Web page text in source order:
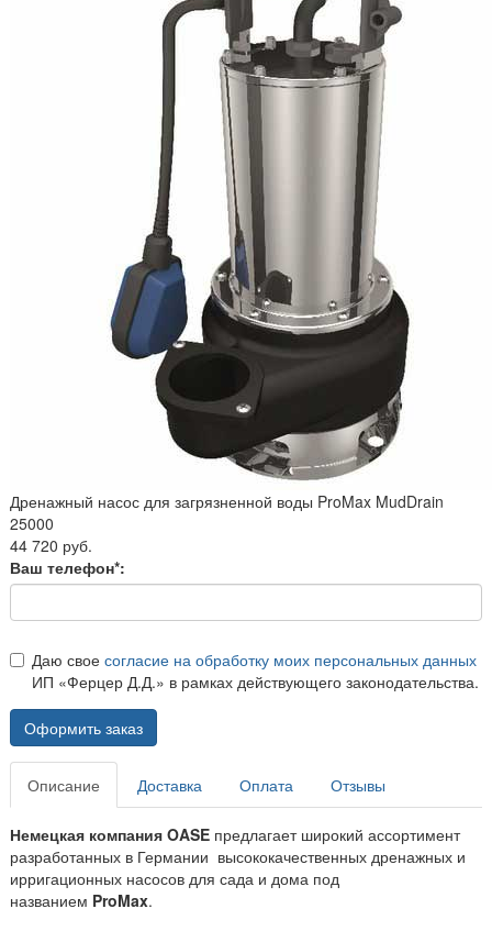
Дренажный насос для загрязненной воды ProMax MudDrain
25000
44 720 руб.
Ваш телефон*:
Даю свое согласие на обработку моих персональных данных
ИП «Ферцер Д.Д.» в рамках действующего законодательства.
Оформить заказ
Описание Доставка Оплата Отзывы
Немецкая компания OASE предлагает широкий ассортимент
разработанных в Германии высококачественных дренажных и
ирригационных насосов для сада и дома под
названием ProMax.